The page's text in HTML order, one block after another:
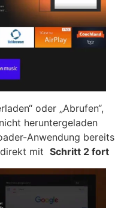
oder „Abrufen“,
heruntergeladen
Anwendung bereits
mit Schritt 2 fort